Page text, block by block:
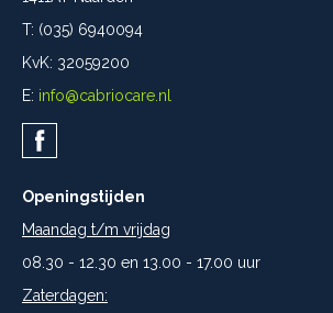
T: (035) 6940094
KvK: 32059200
E: info@cabriocare.nl
Openingstijden
Maandag t/m vrijdag
08.30 - 12.30 en 13.00 - 17.00 uur
Zaterdagen: